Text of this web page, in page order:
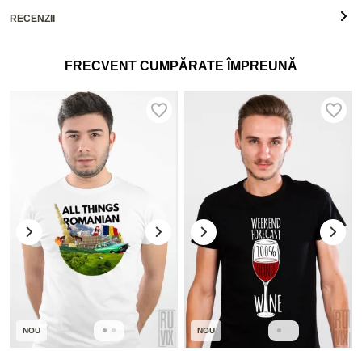
RECENZII
FRECVENT CUMPĂRATE ÎMPREUNĂ
NOU NOU